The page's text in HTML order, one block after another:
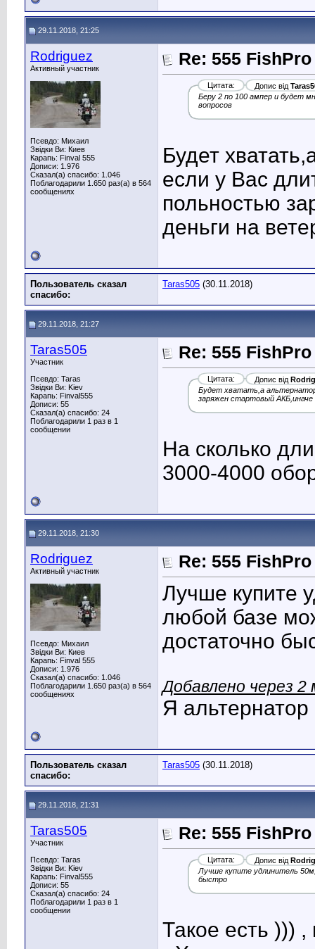
29.11.2018, 21:25
Rodriguez
Активный участник
Псевдо: Михаил
Звідки Ви: Киев
Карапь: Finval 555
Дописи: 1.976
Сказал(а) спасибо: 1.046
Поблагодарили 1.650 раз(а) в 564
сообщениях
Re: 555 FishPro
Цитата: Допис від
Беру 2 по 100 ампер и будет
вопросов
Будет
если у Вас
польностью
деньги на
Пользователь сказал
cпасибо:
Taras505 (30.11.2018)
29.11.2018, 21:27
Taras505
Участник
Псевдо: Taras
Звідки Ви: Kiev
Карапь: Finval555
Дописи: 55
Сказал(а) спасибо: 24
Поблагодарили 1 раз в 1
сообщении
Re: 555 FishPro
Цитата: Допис від
Будет хватать,а
заряжен стартовый АКБ,иначе
На сколько
3000-4000
29.11.2018, 21:30
Rodriguez
Активный участник
Псевдо: Михаил
Звідки Ви: Киев
Карапь: Finval 555
Дописи: 1.976
Сказал(а) спасибо: 1.046
Поблагодарили 1.650 раз(а) в 564
сообщениях
Re: 555 FishPro
Лучше купите
любой базе
достаточно
Добавлено через
Я
Пользователь сказал
cпасибо:
Taras505 (30.11.2018)
29.11.2018, 21:31
Taras505
Участник
Псевдо: Taras
Звідки Ви: Kiev
Карапь: Finval555
Дописи: 55
Сказал(а) спасибо: 24
Поблагодарили 1 раз в 1
сообщении
Re: 555 FishPro
Цитата: Допис від
Лучше купите удлинитель
быстро
Такое есть )))